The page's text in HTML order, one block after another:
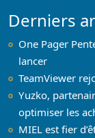
Derniers
One Pager
lancer
TeamViewer
Yuzko,
optimiser les
MIEL est fier